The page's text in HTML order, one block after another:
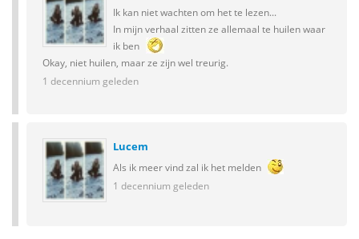
Ik kan niet wachten om het te lezen...
In mijn verhaal zitten ze allemaal te huilen waar
ik ben
Okay, niet huilen, maar ze zijn wel treurig.
1 decennium geleden
Lucem
Als ik meer vind zal ik het melden
1 decennium geleden